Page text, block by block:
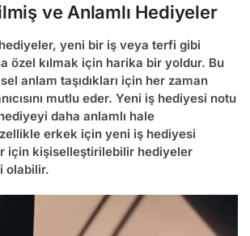
ve Anlamlı Hediyeler
yeni bir iş veya terfi gibi
özel kılmak için harika bir yoldur. Bu
anlam taşıdıkları için her zaman
mutlu eder. Yeni iş hediyesi notu
daha anlamlı hale
erkek için yeni iş hediyesi
için kişiselleştirilebilir hediyeler
olabilir.